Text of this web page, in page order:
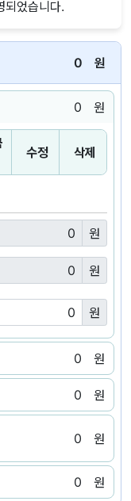
었습니다.
0 원
0 원
수정 삭제
원
원
원
0 원
0 원
0 원
0 원